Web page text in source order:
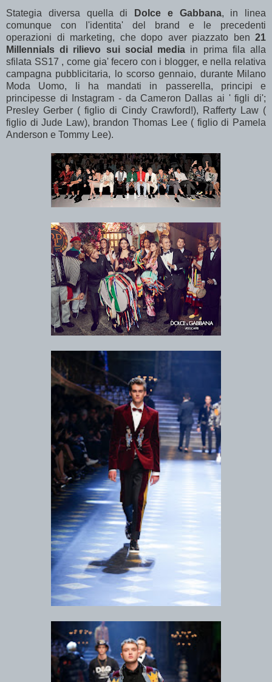
Stategia diversa quella di Dolce e Gabbana, in linea
comunque con l'identita' del brand e le precedenti
operazioni di marketing, che dopo aver piazzato ben 21
Millennials di rilievo sui social media in prima fila alla
sfilata SS17 , come gia' fecero con i blogger, e nella relativa
campagna pubblicitaria, lo scorso gennaio, durante Milano
Moda Uomo, li ha mandati in passerella, principi e
principesse di Instagram - da Cameron Dallas ai ' figli di';
Presley Gerber ( figlio di Cindy Crawford!), Rafferty Law (
figlio di Jude Law), brandon Thomas Lee ( figlio di Pamela
Anderson e Tommy Lee).